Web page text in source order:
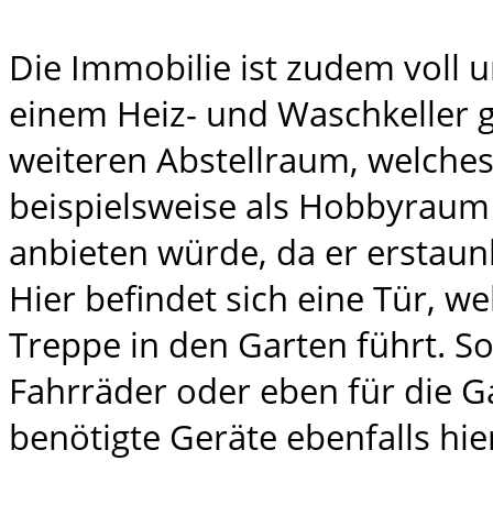
Die Immobilie ist zudem voll
einem Heiz- und Waschkeller
weiteren Abstellraum,
beispielsweise als
anbieten würde, da er
Hier befindet sich eine Tür,
Treppe in den Garten führt.
Fahrräder oder eben für die
benötigte Geräte ebenfalls